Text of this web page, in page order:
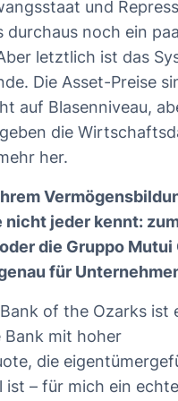
und
durchaus noch ein
letztlich ist das
Die Asset-Preise
auf Blasenniveau,
die
her.
nicht jeder kennt:
die Gruppo Mutui
für
of the Ozarks ist
Bank mit hoher
die
ist – für mich ein